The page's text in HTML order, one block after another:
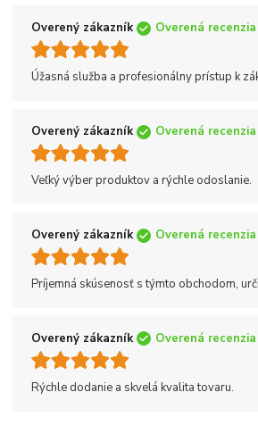
Overený zákazník Overená recenzia
Úžasná služba a profesionálny prístup k
Overený zákazník Overená recenzia
Veľký výber produktov a rýchle odoslanie.
Overený zákazník Overená recenzia
Príjemná skúsenosť s týmto obchodom,
Overený zákazník Overená recenzia
Rýchle dodanie a skvelá kvalita tovaru.